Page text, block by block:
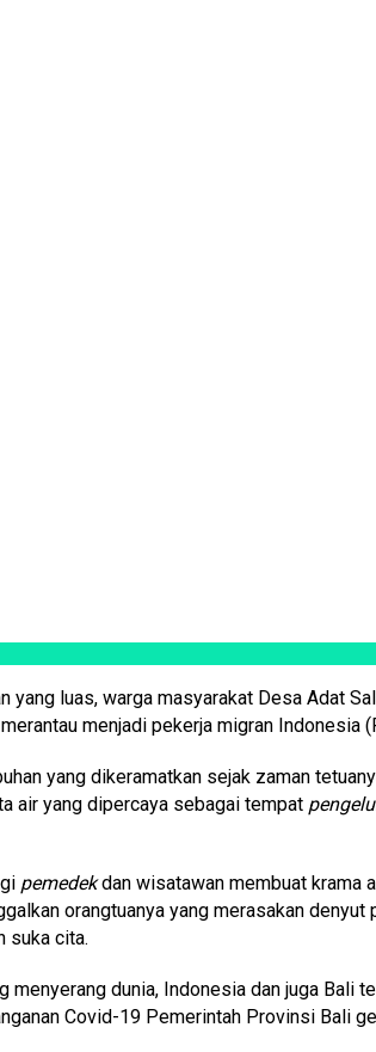
yang luas, warga masyarakat Desa Adat
menjadi pekerja migran Indonesia
yang dikeramatkan sejak zaman
air yang dipercaya sebagai tempat
pemedekdan wisatawan membuat krama
orangtuanya yang merasakan
suka cita.
dunia, Indonesia dan juga
Covid-19 Pemerintah Provinsi Bali